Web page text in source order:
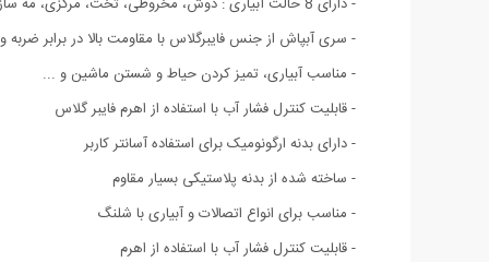
- سری آبپاش از جنس فایبرگلاس با مقاومت بالا در برابر ضربه
- مناسب آبیاری، تمیز کردن حیاط و شستن ماشین و ...
- قابلیت کنترل فشار آب با استفاده از اهرم فایبر گلاس
- دارای بدنه ارگونومیک برای استفاده آسانتر کاربر
- ساخته شده از بدنه پلاستیکی بسیار مقاوم
- مناسب برای انواع اتصالات و آبیاری با شلنگ
- قابلیت کنترل فشار آب با استفاده از اهرم